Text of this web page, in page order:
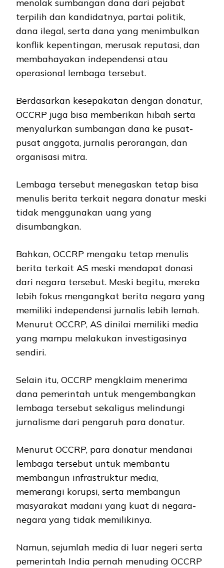
menolak sumbangan dana dari pejabat
terpilih dan kandidatnya, partai politik,
dana ilegal, serta dana yang menimbulkan
konflik kepentingan, merusak reputasi, dan
membahayakan independensi atau
operasional lembaga tersebut.
Berdasarkan kesepakatan dengan donatur,
OCCRP juga bisa memberikan hibah serta
menyalurkan sumbangan dana ke pusat-
pusat anggota, jurnalis perorangan, dan
organisasi mitra.
Lembaga tersebut menegaskan tetap bisa
menulis berita terkait negara donatur meski
tidak menggunakan uang yang
disumbangkan.
Bahkan, OCCRP mengaku tetap menulis
berita terkait AS meski mendapat donasi
dari negara tersebut. Meski begitu, mereka
lebih fokus mengangkat berita negara yang
memiliki independensi jurnalis lebih lemah.
Menurut OCCRP, AS dinilai memiliki media
yang mampu melakukan investigasinya
sendiri.
Selain itu, OCCRP mengklaim menerima
dana pemerintah untuk mengembangkan
lembaga tersebut sekaligus melindungi
jurnalisme dari pengaruh para donatur.
Menurut OCCRP, para donatur mendanai
lembaga tersebut untuk membantu
membangun infrastruktur media,
memerangi korupsi, serta membangun
masyarakat madani yang kuat di negara-
negara yang tidak memilikinya.
Namun, sejumlah media di luar negeri serta
pemerintah India pernah menuding OCCRP